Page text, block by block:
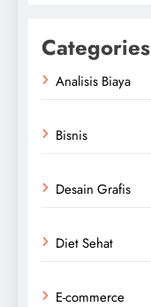
Categories
Analisis Biaya
Bisnis
Desain Grafis
Diet Sehat
E-commerce